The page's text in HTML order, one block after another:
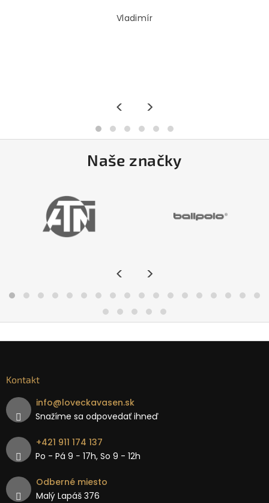
Vladimír
< >
Naše značky
< >
Kontakt
info@loveckavasen.sk
Snažíme sa odpovedať ihneď
+421 911 174 137
Po - Pá 9 − 17h, So 9 - 12h
Odberné miesto
Malý Lapáš 376